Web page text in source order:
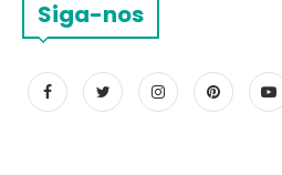
Siga-nos